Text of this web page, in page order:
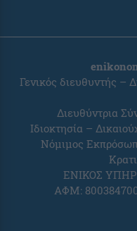
Γενικός διευθυντής –
Διευθύντρια
Ιδιοκτησία –
Νόμιμος
ΕΝΙΚΟΣ
ΑΦΜ: